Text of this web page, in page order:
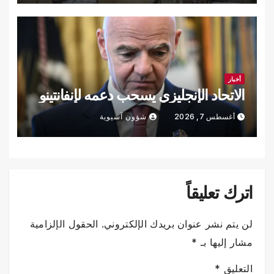
أخبار
الاتحاد الإنجليزي يسحب دعمه لإنفانتينو
أغسطس 7, 2026 شؤون آسيوية
اترك تعليقاً
لن يتم نشر عنوان بريدك الإلكتروني. الحقول الإلزامية
مشار إليها بـ *
التعليق *